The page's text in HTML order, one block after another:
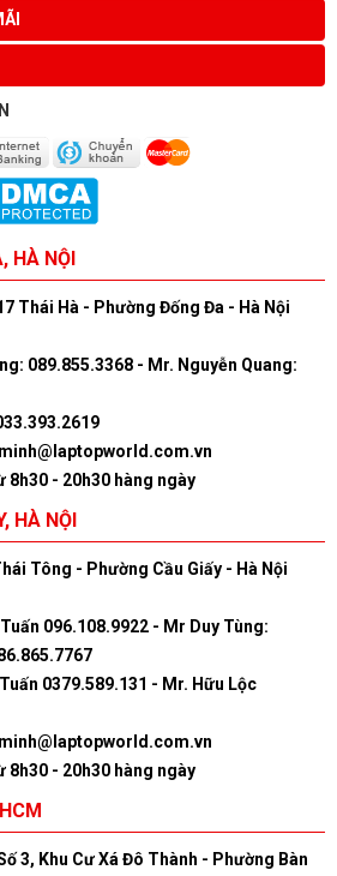
HÀ NỘI
Thái Hà - Phường Đống Đa - Hà Nội
089.855.3368 - Mr. Nguyễn Quang:
8h30 - 20h30 hàng ngày
HÀ NỘI
Tông - Phường Cầu Giấy - Hà Nội
096.108.9922 - Mr Duy Tùng:
0379.589.131 - Mr. Hữu Lộc
8h30 - 20h30 hàng ngày
3, Khu Cư Xá Đô Thành - Phường Bàn